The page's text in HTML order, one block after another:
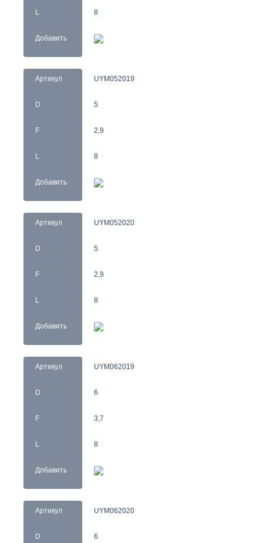
L
Добавить
8
Артикул
D
F
L
Добавить
UYM052019
5
2,9
8
Артикул
D
F
L
Добавить
UYM052020
5
2,9
8
Артикул
D
F
L
Добавить
UYM062019
6
3,7
8
Артикул
D
UYM062020
6